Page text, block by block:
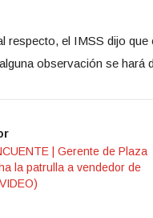
respecto, el IMSS dijo
observación se
| Gerente de Plaza
la patrulla a vendedor de